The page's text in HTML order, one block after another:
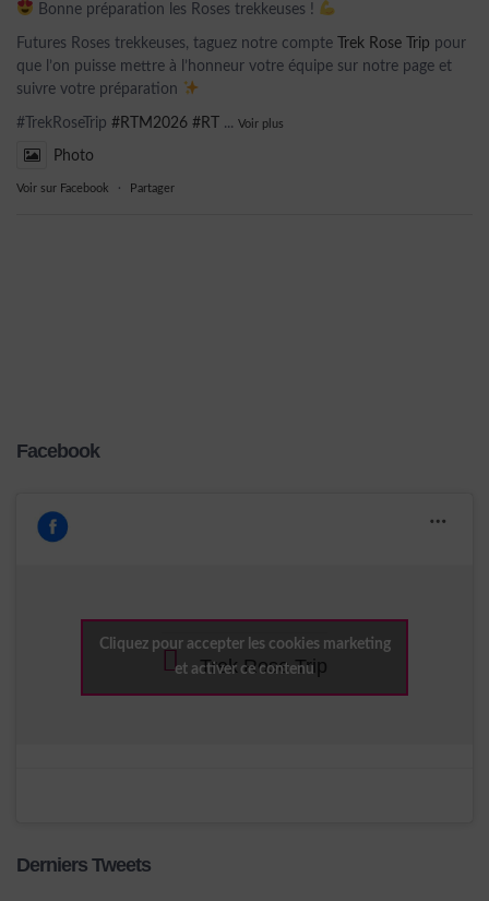
Bonne préparation les Roses trekkeuses !
Futures Roses trekkeuses, taguez notre compte Trek Rose Trip pour
que l’on puisse mettre à l’honneur votre équipe sur notre page et
suivre votre préparation
#TrekRoseTrip #RTM2026 #RT ... Voir plus
Photo
Voir sur Facebook · Partager
Facebook
Trek Rose Trip
Cliquez pour accepter les cookies marketing
et activer ce contenu
Derniers Tweets